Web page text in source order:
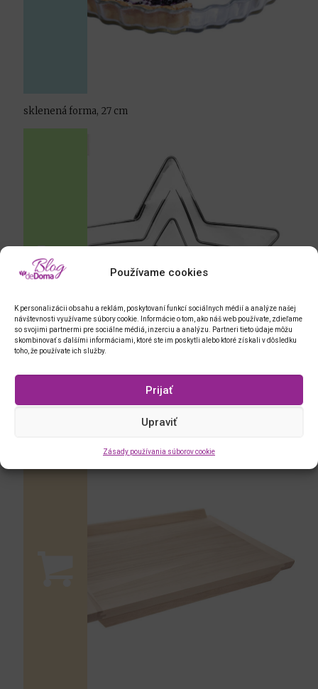
Používame cookies
K personalizácii obsahu a reklám, poskytovaní funkcí sociálnych médií a analýze našej
návštevnosti využívame súbory cookie. Informácie o tom, ako náš web používate, zdieľame
so svojimi partnermi pre sociálne médiá, inzerciu a analýzu. Partneri tieto údaje môžu
skombinovať s ďalšími informáciami, ktoré ste im poskytli alebo ktoré získali v dôsledku
toho, že používate ich služby.
Prijať
Upraviť
Zásady používania súborov cookie
sklenená forma, 27 cm